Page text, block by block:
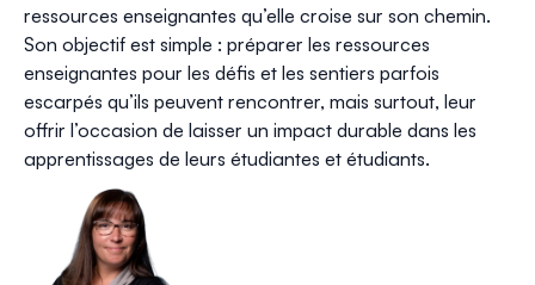
ressources enseignantes qu’elle croise sur son chemin.
Son objectif est simple : préparer les ressources
enseignantes pour les défis et les sentiers parfois
escarpés qu’ils peuvent rencontrer, mais surtout, leur
offrir l’occasion de laisser un impact durable dans les
apprentissages de leurs étudiantes et étudiants.